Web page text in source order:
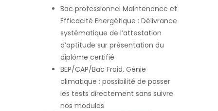
Bac professionnel Maintenance et
Efficacité Energétique : Délivrance
systématique de l’attestation
d’aptitude sur présentation du
diplôme certifié
BEP/CAP/Bac Froid, Génie
climatique : possibilité de passer
les tests directement sans suivre
nos modules